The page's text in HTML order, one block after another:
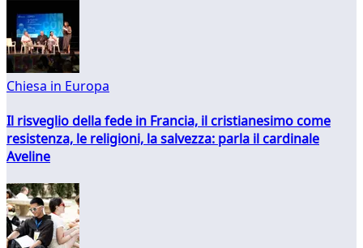
Chiesa in Europa
Il risveglio della fede in Francia, il cristianesimo come
resistenza, le religioni, la salvezza: parla il cardinale
Aveline